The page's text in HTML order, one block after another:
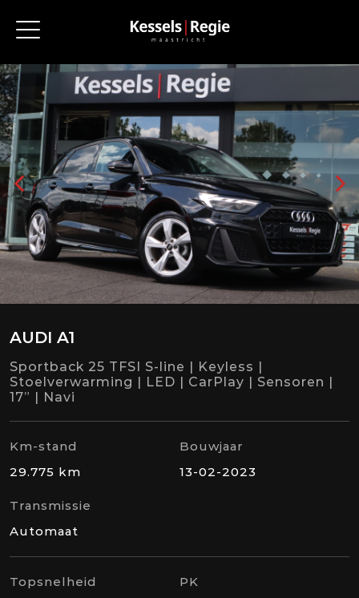
AUDI A1
Sportback 25 TFSI S-line | Keyless |
Stoelverwarming | LED | CarPlay | Sensoren |
17” | Navi
Km-stand
29.775 km
Bouwjaar
13-02-2023
Transmissie
Automaat
Topsnelheid
PK